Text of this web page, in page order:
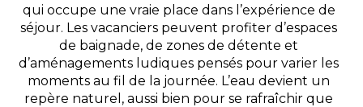
qui occupe une vraie place dans l’expérience de
séjour. Les vacanciers peuvent profiter d’espaces
de baignade, de zones de détente et
d’aménagements ludiques pensés pour varier les
moments au fil de la journée. L’eau devient un
repère naturel, aussi bien pour se rafraîchir que